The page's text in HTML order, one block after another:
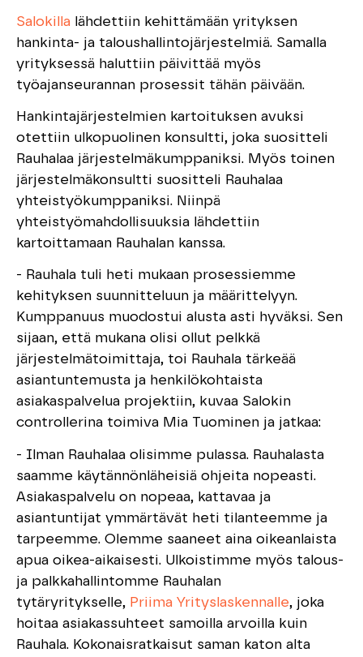
Salokilla lähdettiin kehittämään yrityksen
hankinta- ja taloushallintojärjestelmiä. Samalla
yrityksessä haluttiin päivittää myös
työajanseurannan prosessit tähän päivään.
Hankintajärjestelmien kartoituksen avuksi
otettiin ulkopuolinen konsultti, joka suositteli
Rauhalaa järjestelmäkumppaniksi. Myös toinen
järjestelmäkonsultti suositteli Rauhalaa
yhteistyökumppaniksi. Niinpä
yhteistyömahdollisuuksia lähdettiin
kartoittamaan Rauhalan kanssa.
- Rauhala tuli heti mukaan prosessiemme
kehityksen suunnitteluun ja määrittelyyn.
Kumppanuus muodostui alusta asti hyväksi. Sen
sijaan, että mukana olisi ollut pelkkä
järjestelmätoimittaja, toi Rauhala tärkeää
asiantuntemusta ja henkilökohtaista
asiakaspalvelua projektiin, kuvaa Salokin
controllerina toimiva Mia Tuominen ja jatkaa:
- Ilman Rauhalaa olisimme pulassa. Rauhalasta
saamme käytännönläheisiä ohjeita nopeasti.
Asiakaspalvelu on nopeaa, kattavaa ja
asiantuntijat ymmärtävät heti tilanteemme ja
tarpeemme. Olemme saaneet aina oikeanlaista
apua oikea-aikaisesti. Ulkoistimme myös talous-
ja palkkahallintomme Rauhalan
tytäryritykselle, Priima Yrityslaskennalle, joka
hoitaa asiakassuhteet samoilla arvoilla kuin
Rauhala. Kokonaisratkaisut saman katon alta